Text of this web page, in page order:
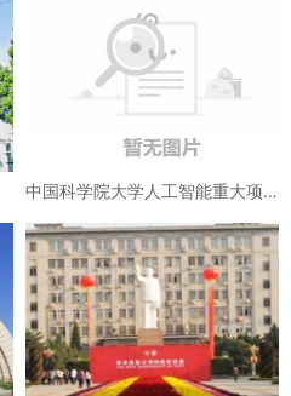
中国科学院大学人工智能重大项